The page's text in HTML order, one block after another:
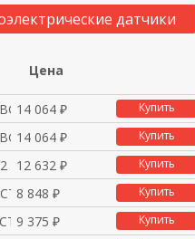
датчики
Цена
3
14 064 ₽ Купить
3
14 064 ₽ Купить
- 4 P
12 632 ₽ Купить
8 848 ₽ Купить
9 375 ₽ Купить